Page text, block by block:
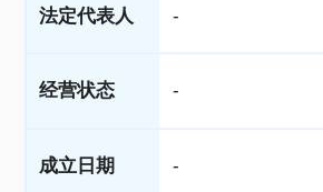
法定代表人 -
经营状态 -
成立日期 -